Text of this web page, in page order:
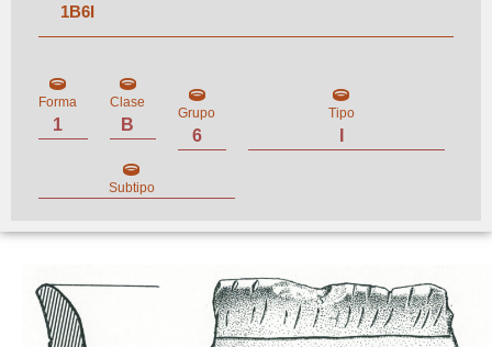
1B6I
Forma
1
Clase
B
Grupo
6
Tipo
Subtipo